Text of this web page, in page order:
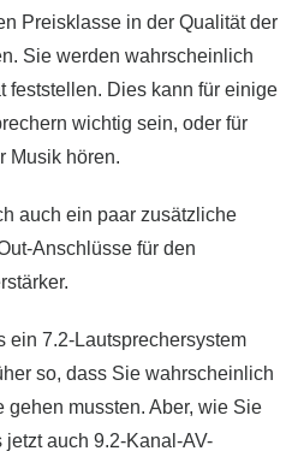
Preisklasse in der Qualität der
Sie werden wahrscheinlich
feststellen. Dies kann für einige
wichtig sein, oder für
Musik hören.
auch ein paar zusätzliche
Anschlüsse für den
ein 7.2-Lautsprechersystem
so, dass Sie wahrscheinlich
mussten. Aber, wie Sie
auch 9.2-Kanal-AV-